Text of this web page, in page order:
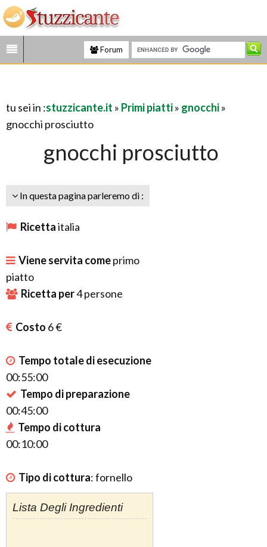
Forum
tu sei in :stuzzicante.it » Primi piatti» gnocchi»
gnocchi prosciutto
gnocchi prosciutto
In questa pagina parleremo di :
Ricettaitalia
Viene servita comeprimo
piatto
Ricetta per4persone
Costo 6 €
Tempo totale di esecuzione
00:55:00
Tempo di preparazione
00:45:00
Tempo di cottura
00:10:00
Tipo di cottura:fornello
Lista Degli Ingredienti